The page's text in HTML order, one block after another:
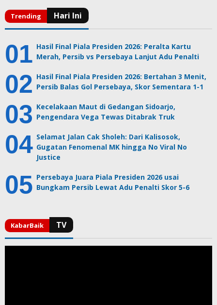
Hasil Final Piala Presiden 2026: Peralta Kartu
Merah, Persib vs Persebaya Lanjut Adu Penalti
Hasil Final Piala Presiden 2026: Bertahan 3 Menit,
Persib Balas Gol Persebaya, Skor Sementara 1-1
Kecelakaan Maut di Gedangan Sidoarjo,
Pengendara Vega Tewas Ditabrak Truk
Selamat Jalan Cak Sholeh: Dari Kalisosok,
Gugatan Fenomenal MK hingga No Viral No
Justice
Persebaya Juara Piala Presiden 2026 usai
Bungkam Persib Lewat Adu Penalti Skor 5-6